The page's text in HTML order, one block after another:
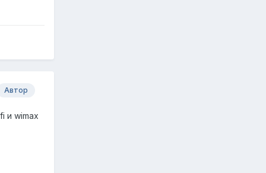
Автор
и wimax